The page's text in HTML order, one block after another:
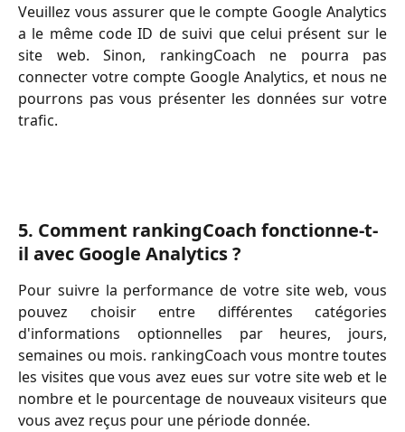
Veuillez vous assurer que le compte Google Analytics
a le même code ID de suivi que celui présent sur le
site web. Sinon, rankingCoach ne pourra pas
connecter votre compte Google Analytics, et nous ne
pourrons pas vous présenter les données sur votre
trafic.
5. Comment rankingCoach fonctionne-t-
il avec Google Analytics ?
Pour suivre la performance de votre site web, vous
pouvez choisir entre différentes catégories
d'informations optionnelles par heures, jours,
semaines ou mois. rankingCoach vous montre toutes
les visites que vous avez eues sur votre site web et le
nombre et le pourcentage de nouveaux visiteurs que
vous avez reçus pour une période donnée.